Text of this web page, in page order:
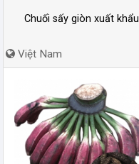
Chuối sấy giòn xuất khẩu
Việt Nam